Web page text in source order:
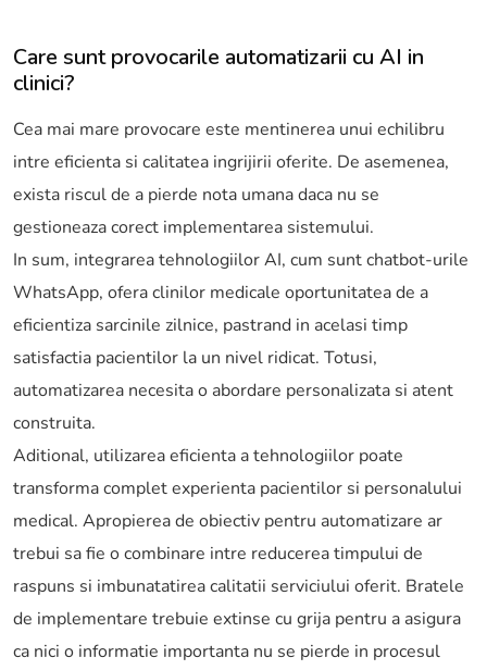
Care sunt provocarile automatizarii cu AI in
clinici?
Cea mai mare provocare este mentinerea unui echilibru
intre eficienta si calitatea ingrijirii oferite. De asemenea,
exista riscul de a pierde nota umana daca nu se
gestioneaza corect implementarea sistemului.
In sum, integrarea tehnologiilor AI, cum sunt chatbot-urile
WhatsApp, ofera clinilor medicale oportunitatea de a
eficientiza sarcinile zilnice, pastrand in acelasi timp
satisfactia pacientilor la un nivel ridicat. Totusi,
automatizarea necesita o abordare personalizata si atent
construita.
Aditional, utilizarea eficienta a tehnologiilor poate
transforma complet experienta pacientilor si personalului
medical. Apropierea de obiectiv pentru automatizare ar
trebui sa fie o combinare intre reducerea timpului de
raspuns si imbunatatirea calitatii serviciului oferit. Bratele
de implementare trebuie extinse cu grija pentru a asigura
ca nici o informatie importanta nu se pierde in procesul